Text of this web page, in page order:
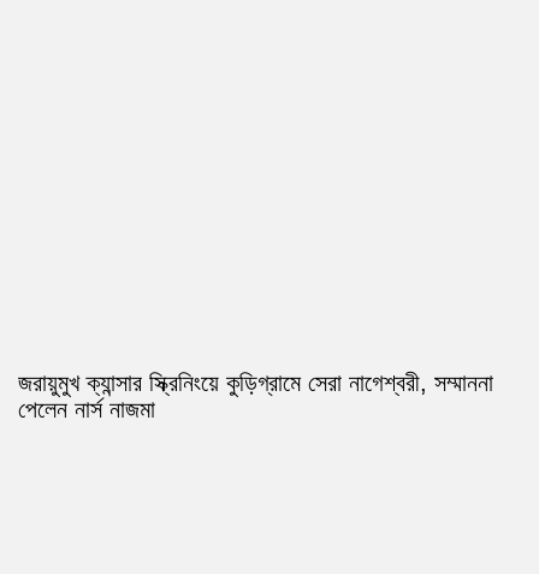
জরায়ুমুখ ক্যান্সার স্ক্রিনিংয়ে কুড়িগ্রামে সেরা নাগেশ্বরী, সম্মাননা
পেলেন নার্স নাজমা